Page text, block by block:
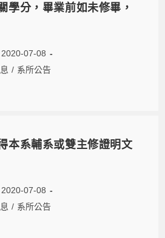
學分，畢業前如未修畢，
2020-07-08
/ 系所公告
本系輔系或雙主修證明文
2020-07-08
/ 系所公告